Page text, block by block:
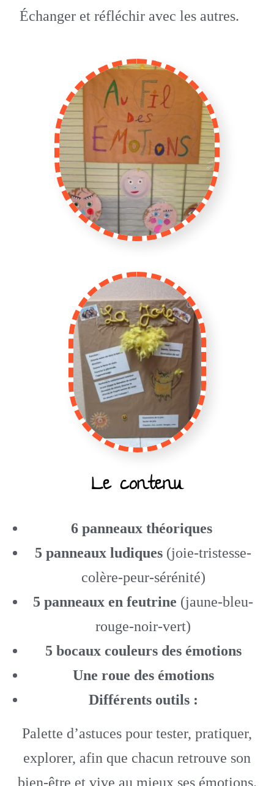
Échanger et réfléchir avec les autres.
Le contenu
6 panneaux théoriques
5 panneaux ludiques (joie-tristesse-
colère-peur-sérénité)
5 panneaux en feutrine (jaune-bleu-
rouge-noir-vert)
5 bocaux couleurs des émotions
Une roue des émotions
Différents outils :
Palette d’astuces pour tester, pratiquer,
explorer, afin que chacun retrouve son
bien-être et vive au mieux ses émotions.